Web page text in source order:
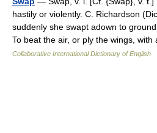
hastily or violently. C. Richardson
suddenly she swapt adown to
To beat the air, or ply the wings,
Collaborative International Dictionary of English